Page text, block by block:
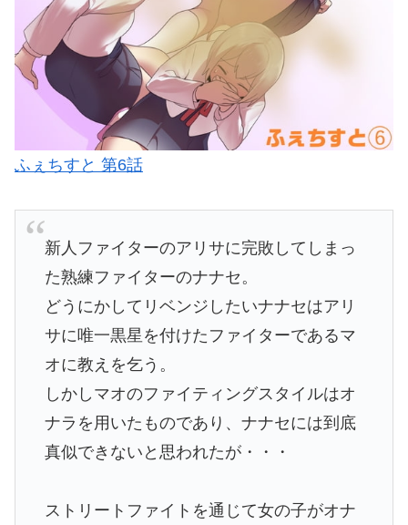
ふぇちすと 第6話
新人ファイターのアリサに完敗してしまっ
た熟練ファイターのナナセ。
どうにかしてリベンジしたいナナセはアリ
サに唯一黒星を付けたファイターであるマ
オに教えを乞う。
しかしマオのファイティングスタイルはオ
ナラを用いたものであり、ナナセには到底
真似できないと思われたが・・・
ストリートファイトを通じて女の子がオナ